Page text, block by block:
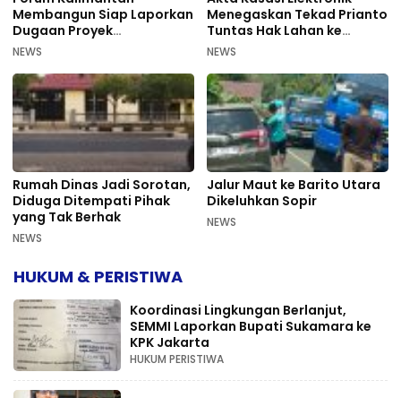
Membangun Siap Laporkan
Dugaan Proyek
Bermasalah PUPR Kalteng
NEWS
Menegaskan Tekad Prianto
Tuntas Hak Lahan ke
Mahkamah Agung
NEWS
Rumah Dinas Jadi Sorotan,
Diduga Ditempati Pihak
yang Tak Berhak
NEWS
Jalur Maut ke Barito Utara
Dikeluhkan Sopir
NEWS
HUKUM & PERISTIWA
Koordinasi Lingkungan Berlanjut,
SEMMI Laporkan Bupati Sukamara ke
KPK Jakarta
HUKUM PERISTIWA